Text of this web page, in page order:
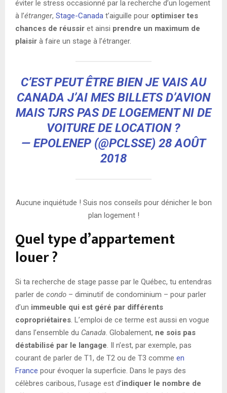
éviter le stress occasionné par la recherche d’un logement
à l’étranger, Stage-Canada t’aiguille pour optimiser tes
chances de réussir et ainsi prendre un maximum de
plaisir à faire un stage à l’étranger.
C’EST PEUT ÊTRE BIEN JE VAIS AU
CANADA J’AI MES BILLETS D’AVION
MAIS TJRS PAS DE LOGEMENT NI DE
VOITURE DE LOCATION ?
— EPOLENEP (@PCLSSE) 28 AOÛT
2018
Aucune inquiétude ! Suis nos conseils pour dénicher le bon
plan logement !
Quel type d’appartement
louer ?
Si ta recherche de stage passe par le Québec, tu entendras
parler de condo – diminutif de condominium – pour parler
d’un immeuble qui est géré par différents
copropriétaires. L’emploi de ce terme est aussi en vogue
dans l’ensemble du Canada. Globalement, ne sois pas
déstabilisé par le langage. Il n’est, par exemple, pas
courant de parler de T1, de T2 ou de T3 comme en
France pour évoquer la superficie. Dans le pays des
célèbres caribous, l’usage est d’indiquer le nombre de